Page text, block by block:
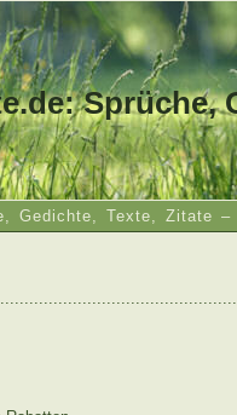
Sprüche,
Gedichte, Texte, Zitate –